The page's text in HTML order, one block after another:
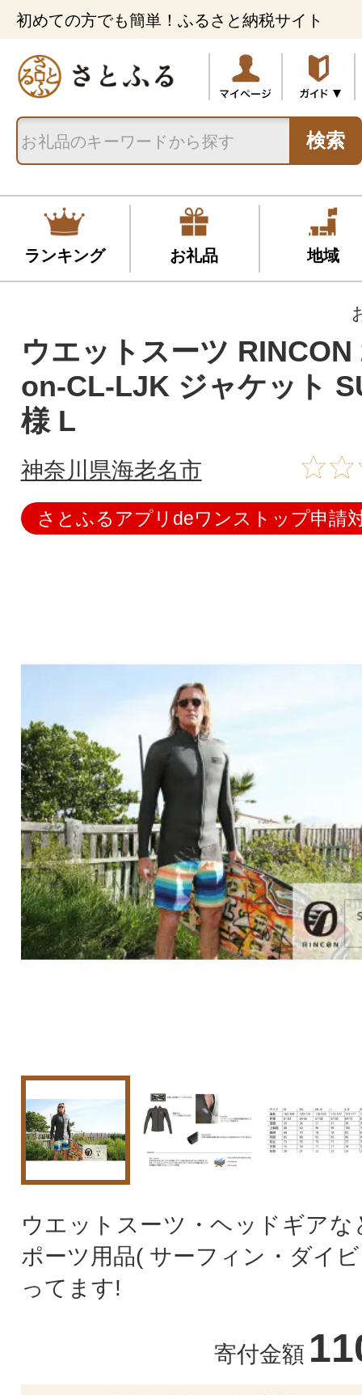
初めての方でも簡単！ふるさと納税サイト
検索
ランキング お礼品 地域
ウエットスーツ
on-CL-LJK ジャケット
様 L
神奈川県海老名市
さとふるアプリdeワンストップ申請
ウエットスーツ・ヘッドギア
ポーツ用品( サーフィン・ダイ
ってます!
寄付金額